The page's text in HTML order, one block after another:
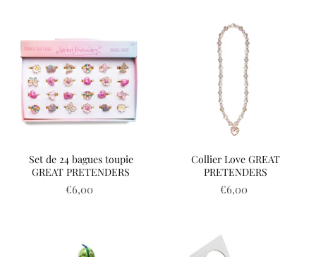
Set de 24 bagues toupie
GREAT PRETENDERS
€6,00
Collier Love GREAT
PRETENDERS
€6,00